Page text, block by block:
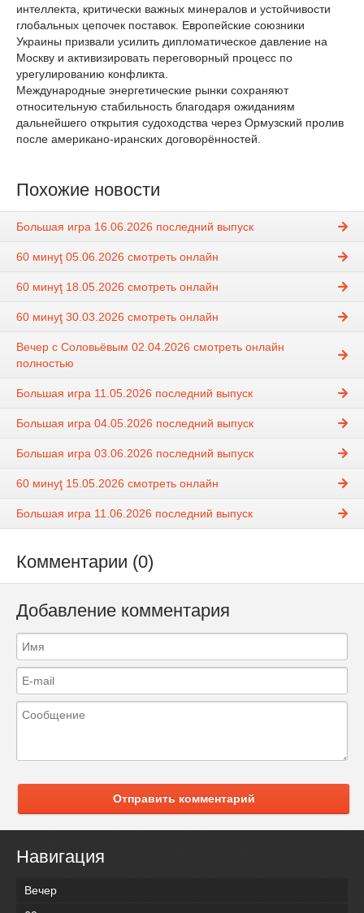
интеллекта, критически важных минералов и устойчивости
глобальных цепочек поставок. Европейские союзники
Украины призвали усилить дипломатическое давление на
Москву и активизировать переговорный процесс по
урегулированию конфликта.
Международные энергетические рынки сохраняют
относительную стабильность благодаря ожиданиям
дальнейшего открытия судоходства через Ормузский пролив
после американо-иранских договорённостей.
Похожие новости
Большая игра 16.06.2026 последний выпуск
60 минуţ 05.06.2026 смотреть онлайн
60 минуţ 18.05.2026 смотреть онлайн
60 минуţ 30.03.2026 смотреть онлайн
Вечер с Соловьёвым 02.04.2026 смотреть онлайн
полностью
Большая игра 11.05.2026 последний выпуск
Большая игра 04.05.2026 последний выпуск
Большая игра 03.06.2026 последний выпуск
60 минуţ 15.05.2026 смотреть онлайн
Большая игра 11.06.2026 последний выпуск
Комментарии (0)
Добавление комментария
Отправить комментарий
Навигация
Вечер